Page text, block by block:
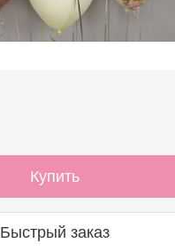
Купить
Быстрый заказ